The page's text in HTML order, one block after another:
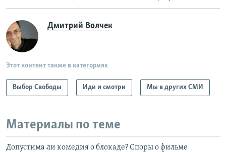
Дмитрий Волчек
Этот контент также в категориях
Выбор Свободы Иди и смотри Мы в других СМИ
Материалы по теме
Допустима ли комедия о блокаде? Споры о фильме